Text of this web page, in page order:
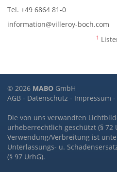
Tel. +49 6864 81-0
information@villeroy-boch.com
1
© 2026 MABO GmbH
AGB - Datenschutz - Impressum -
Die von uns verwandten
urheberrechtlich geschützt (§ 72
Verwendung/Verbreitung ist
Unterlassungs- u.
(§ 97 UrhG).